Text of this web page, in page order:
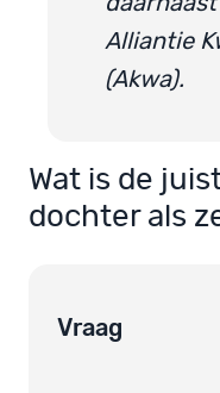
Alliantie
(Akwa).
Wat is de
dochter als
Vraag